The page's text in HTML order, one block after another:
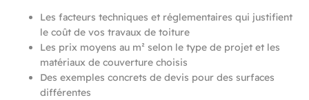
Les facteurs techniques et réglementaires qui justifient
le coût de vos travaux de toiture
Les prix moyens au m² selon le type de projet et les
matériaux de couverture choisis
Des exemples concrets de devis pour des surfaces
différentes